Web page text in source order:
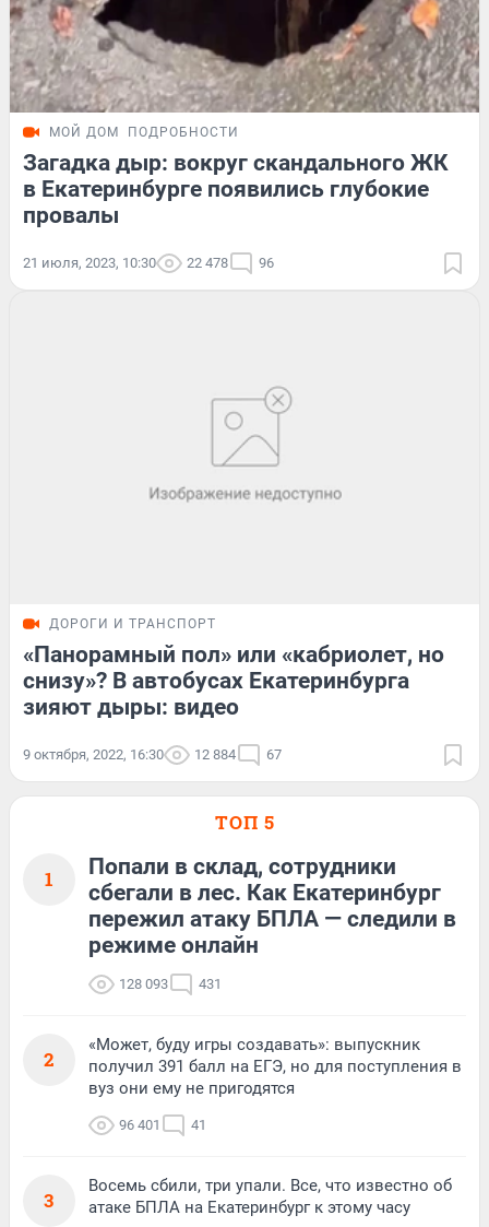
МОЙ ДОМ ПОДРОБНОСТИ
Загадка дыр: вокруг скандального ЖК
в Екатеринбурге появились глубокие
провалы
21 июля, 2023, 10:30 22 478 96
ДОРОГИ И ТРАНСПОРТ
«Панорамный пол» или «кабриолет, но
снизу»? В автобусах Екатеринбурга
зияют дыры: видео
9 октября, 2022, 16:30 12 884 67
ТОП 5
1
Попали в склад, сотрудники
сбегали в лес. Как Екатеринбург
пережил атаку БПЛА — следили в
режиме онлайн
128 093 431
2
«Может, буду игры создавать»: выпускник
получил 391 балл на ЕГЭ, но для поступления в
вуз они ему не пригодятся
96 401 41
3
Восемь сбили, три упали. Все, что известно об
атаке БПЛА на Екатеринбург к этому часу